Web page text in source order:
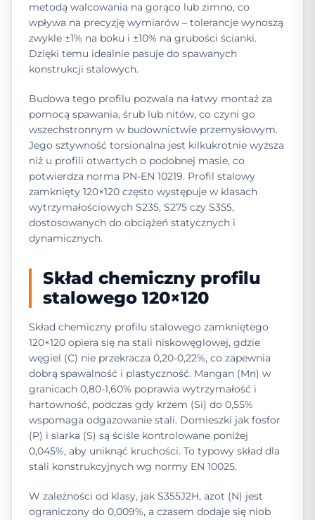
metodą walcowania na gorąco lub zimno, co
wpływa na precyzję wymiarów – tolerancje wynoszą
zwykle ±1% na boku i ±10% na grubości ścianki.
Dzięki temu idealnie pasuje do spawanych
konstrukcji stalowych.
Budowa tego profilu pozwala na łatwy montaż za
pomocą spawania, śrub lub nitów, co czyni go
wszechstronnym w budownictwie przemysłowym.
Jego sztywność torsionalna jest kilkukrotnie wyższa
niż u profili otwartych o podobnej masie, co
potwierdza norma PN-EN 10219. Profil stalowy
zamknięty 120×120 często występuje w klasach
wytrzymałościowych S235, S275 czy S355,
dostosowanych do obciążeń statycznych i
dynamicznych.
Skład chemiczny profilu
stalowego 120×120
Skład chemiczny profilu stalowego zamkniętego
120×120 opiera się na stali niskowęglowej, gdzie
węgiel (C) nie przekracza 0,20-0,22%, co zapewnia
dobrą spawalność i plastyczność. Mangan (Mn) w
granicach 0,80-1,60% poprawia wytrzymałość i
hartowność, podczas gdy krzem (Si) do 0,55%
wspomaga odgazowanie stali. Domieszki jak fosfor
(P) i siarka (S) są ściśle kontrolowane poniżej
0,045%, aby uniknąć kruchości. To typowy skład dla
stali konstrukcyjnych wg normy EN 10025.
W zależności od klasy, jak S355J2H, azot (N) jest
ograniczony do 0,009%, a czasem dodaje się niob